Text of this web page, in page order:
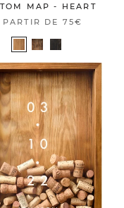
MAP - HEART
PARTIR DE 75€